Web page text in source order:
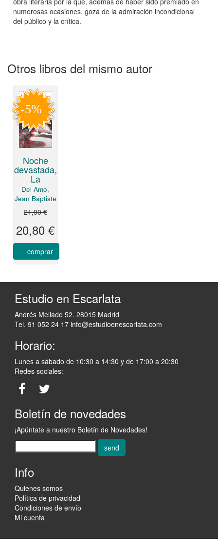
numerosas ocasiones, goza de la admiración incondicional
del público y la crítica.
Otros libros del mismo autor
Noche
devastada,
La
Del Amo,
Jean Baptiste
21,90 €
20,80 €
comprar
Estudio en Escarlata
Andrés Mellado 52. 28015 Madrid
Tel. 91 052 24 17 info@estudioenescarlata.com
Horario:
Lunes a sábado de 10:30 a 14:30 y de 17:00 a 20:30
Redes sociales:
Boletín de novedades
¡Apúntate a nuestro Boletín de Novedades!
send
Info
Quienes somos
Política de privacidad
Condiciones de envío
Mi cuenta